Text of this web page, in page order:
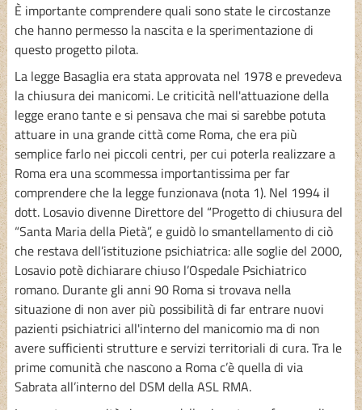
È importante comprendere quali sono state le circostanze
che hanno permesso la nascita e la sperimentazione di
questo progetto pilota.
La legge Basaglia era stata approvata nel 1978 e prevedeva
la chiusura dei manicomi. Le criticità nell'attuazione della
legge erano tante e si pensava che mai si sarebbe potuta
attuare in una grande città come Roma, che era più
semplice farlo nei piccoli centri, per cui poterla realizzare a
Roma era una scommessa importantissima per far
comprendere che la legge funzionava (nota 1). Nel 1994 il
dott. Losavio divenne Direttore del “Progetto di chiusura del
“Santa Maria della Pietà”, e guidò lo smantellamento di ciò
che restava dell’istituzione psichiatrica: alle soglie del 2000,
Losavio potè dichiarare chiuso l’Ospedale Psichiatrico
romano. Durante gli anni 90 Roma si trovava nella
situazione di non aver più possibilità di far entrare nuovi
pazienti psichiatrici all'interno del manicomio ma di non
avere sufficienti strutture e servizi territoriali di cura. Tra le
prime comunità che nascono a Roma c’è quella di via
Sabrata all’interno del DSM della ASL RMA.